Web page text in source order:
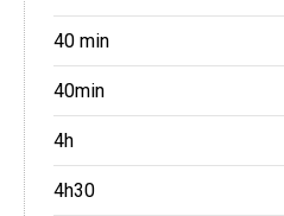
40 min
40min
4h
4h30